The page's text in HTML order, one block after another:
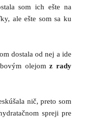
som ich ešte na
ale ešte som sa ku
dostala od nej a ide
olejomz rady
nič, preto som
spreji pre